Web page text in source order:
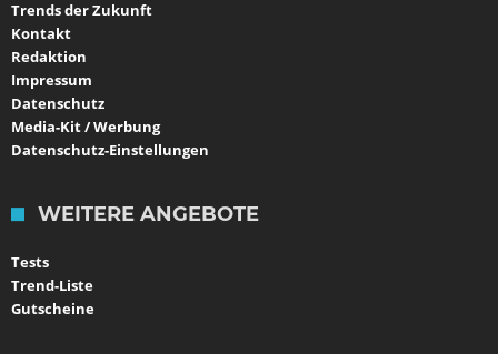
Trends der Zukunft
Kontakt
Redaktion
Impressum
Datenschutz
Media-Kit / Werbung
Datenschutz-Einstellungen
WEITERE ANGEBOTE
Tests
Trend-Liste
Gutscheine